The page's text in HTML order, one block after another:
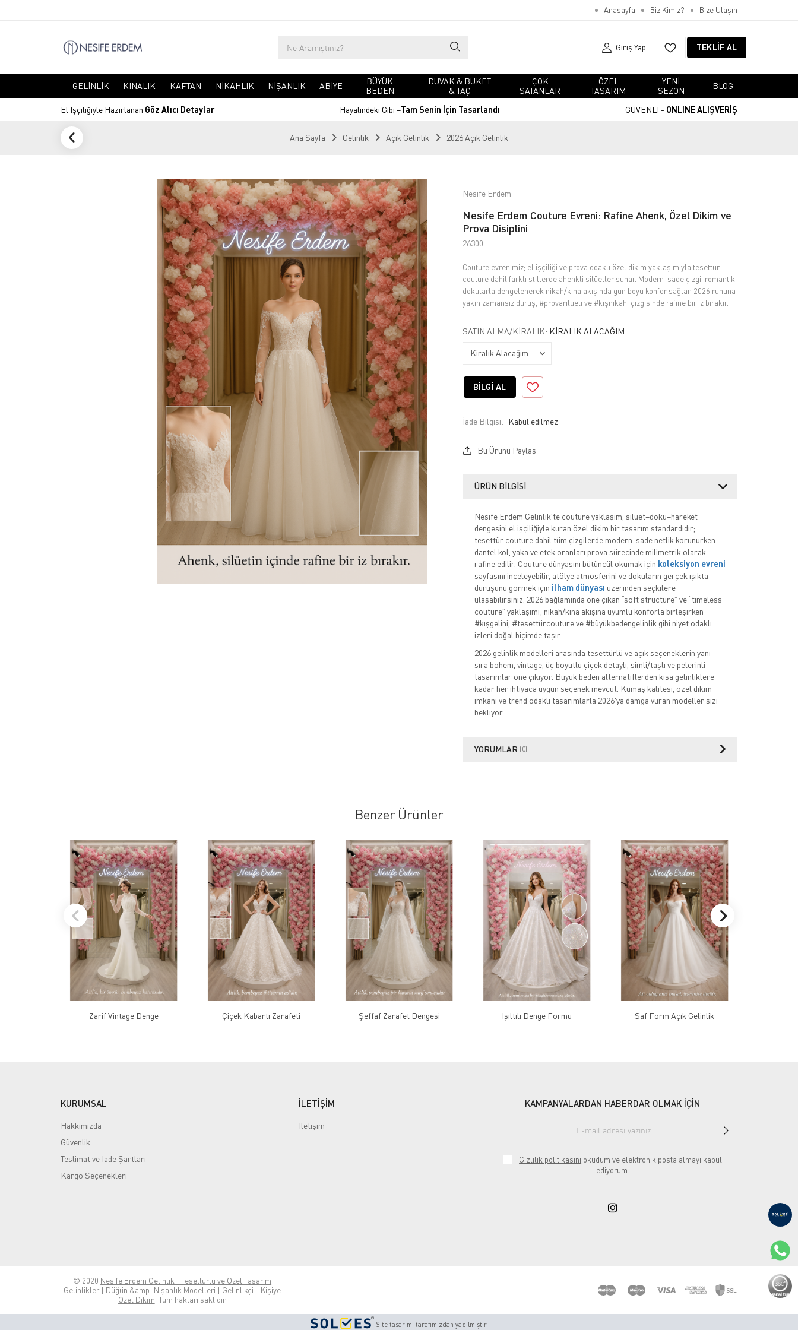
Anasayfa Biz Kimiz? Bize Ulaşın
Giriş Yap TEKLIF AL
GELINLIK KINALIK KAFTAN NIKAHLIK NIŞANLIK ABIYE
BÜYÜK
BEDEN
DUVAK & BUKET
& TAÇ
ÇOK
SATANLAR
ÖZEL
TASARIM
YENI
SEZON
BLOG
El İşçiliğiyle Hazırlanan Göz Alıcı Detaylar Hayalindeki Gibi –Tam Senin İçin Tasarlandı GÜVENLİ - ONLINE ALIŞVERİŞ
Ana Sayfa Gelinlik Açık Gelinlik 2026 Açık Gelinlik
Nesife Erdem
Nesife Erdem Couture Evreni: Rafine Ahenk, Özel Dikim ve
Prova Disiplini
26300
Couture evrenimiz; el işçiliği ve prova odaklı özel dikim yaklaşımıyla tesettür
couture dahil farklı stillerde ahenkli silüetler sunar. Modern-sade çizgi, romantik
dokularla dengelenerek nikah/kına akışında gün boyu konfor sağlar. 2026 ruhuna
yakın zamansız duruş, #provaritüeli ve #kışnikahı çizgisinde rafine bir iz bırakır.
SATIN ALMA/KIRALIK: KIRALIK ALACAĞIM
BILGI AL
İade Bilgisi:
Bu Ürünü Paylaş
ÜRÜN BILGISI
Nesife Erdem Gelinlik’te couture yaklaşım, silüet–doku–hareket
dengesini el işçiliğiyle kuran özel dikim bir tasarım standardıdır;
tesettür couture dahil tüm çizgilerde modern-sade netlik korunurken
dantel kol, yaka ve etek oranları prova sürecinde milimetrik olarak
rafine edilir. Couture dünyasını bütüncül okumak için koleksiyon evreni
sayfasını inceleyebilir, atölye atmosferini ve dokuların gerçek ışıkta
duruşunu görmek için ilham dünyası üzerinden seçkilere
ulaşabilirsiniz. 2026 bağlamında öne çıkan “soft structure” ve “timeless
couture” yaklaşımı; nikah/kına akışına uyumlu konforla birleşirken
#kışgelini, #tesettürcouture ve #büyükbedengelinlik gibi niyet odaklı
izleri doğal biçimde taşır.
2026 gelinlik modelleri arasında tesettürlü ve açık seçeneklerin yanı
sıra bohem, vintage, üç boyutlu çiçek detaylı, simli/taşlı ve pelerinli
tasarımlar öne çıkıyor. Büyük beden alternatiflerden kısa gelinliklere
kadar her ihtiyaca uygun seçenek mevcut. Kumaş kalitesi, özel dikim
imkanı ve trend odaklı tasarımlarla 2026'ya damga vuran modeller sizi
bekliyor.
YORUMLAR (0)
Benzer Ürünler
Zarif Vintage Denge Çiçek Kabartı Zarafeti Şeffaf Zarafet Dengesi Işıltılı Denge Formu Saf Form Açık Gelinlik
KURUMSAL
Hakkımızda
Güvenlik
Teslimat ve İade Şartları
Kargo Seçenekleri
İLETİŞİM
İletişim
KAMPANYALARDAN HABERDAR OLMAK İÇİN
Gizlilik politikasını okudum ve elektronik posta almayı kabul
ediyorum.
© 2020 Nesife Erdem Gelinlik | Tesettürlü ve Özel Tasarım
Gelinlikler | Düğün &amp; Nişanlık Modelleri | Gelinlikçi - Kişiye
Özel Dikim . Tüm hakları saklıdır.
Site tasarımı tarafımızdan yapılmıştır.